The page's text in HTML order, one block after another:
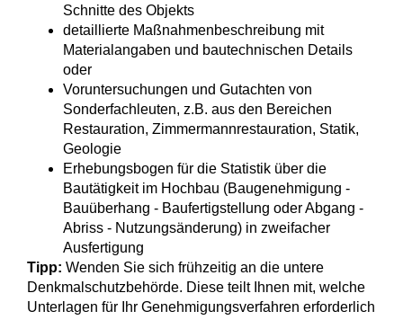
Schnitte des Objekts
detaillierte Maßnahmenbeschreibung mit
Materialangaben und bautechnischen Details
oder
Voruntersuchungen und Gutachten von
Sonderfachleuten, z.B. aus den Bereichen
Restauration, Zimmermannrestauration, Statik,
Geologie
Erhebungsbogen für die Statistik über die
Bautätigkeit im Hochbau (Baugenehmigung -
Bauüberhang - Baufertigstellung oder Abgang -
Abriss - Nutzungsänderung) in zweifacher
Ausfertigung
Tipp: Wenden Sie sich frühzeitig an die untere
Denkmalschutzbehörde. Diese teilt Ihnen mit, welche
Unterlagen für Ihr Genehmigungsverfahren erforderlich